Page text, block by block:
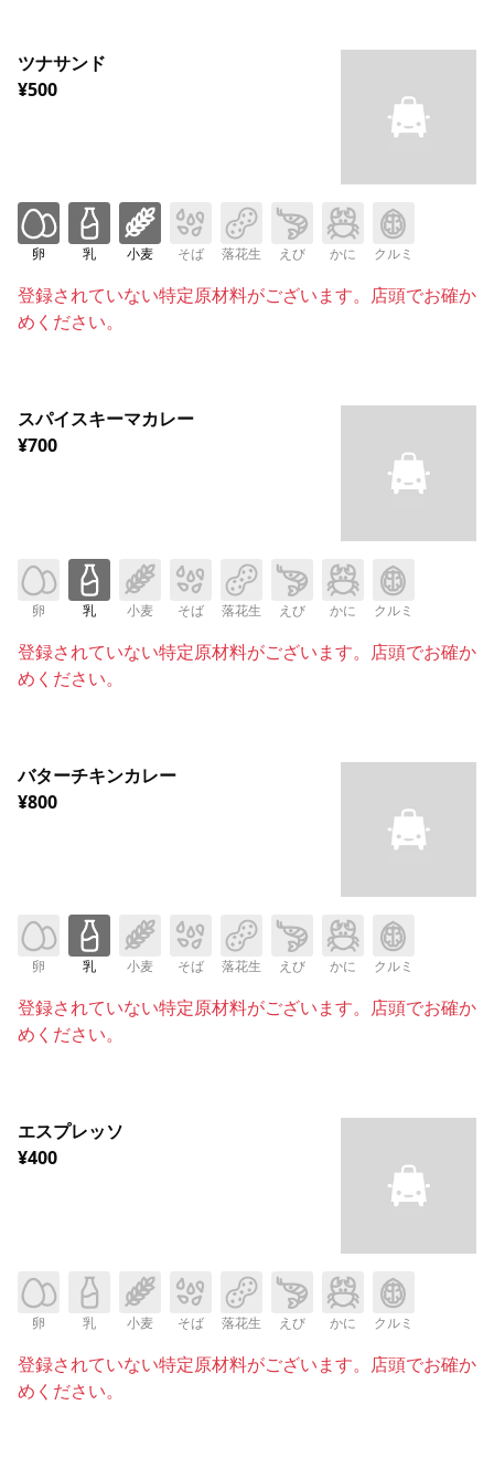
ツナサンド
¥500
卵 乳 小麦 そば 落花生 えび かに クルミ
登録されていない特定原材料がございます。店頭でお確か
めください。
スパイスキーマカレー
¥700
卵 乳 小麦 そば 落花生 えび かに クルミ
登録されていない特定原材料がございます。店頭でお確か
めください。
バターチキンカレー
¥800
卵 乳 小麦 そば 落花生 えび かに クルミ
登録されていない特定原材料がございます。店頭でお確か
めください。
エスプレッソ
¥400
卵 乳 小麦 そば 落花生 えび かに クルミ
登録されていない特定原材料がございます。店頭でお確か
めください。